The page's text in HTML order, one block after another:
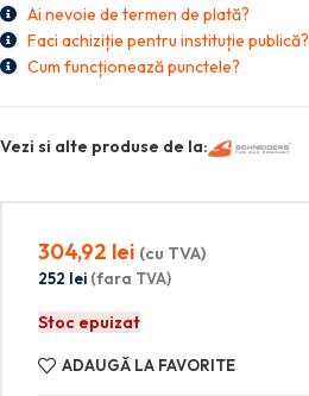
Ai nevoie de termen de plată?
Faci achiziție pentru instituție publică?
Cum funcționează punctele?
Vezi si alte produse de la:
304,92 lei (cu TVA)
252 lei (fara TVA)
Stoc epuizat
ADAUGĂ LA FAVORITE